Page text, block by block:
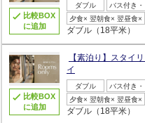
比較BOX
に追加
ダブル バス付き
夕食× 翌朝食× 翌昼食×
ダブル（18平米）
比較BOX
に追加
【素泊り】スタイ
イ
ダブル バス付き
夕食× 翌朝食× 翌昼食×
ダブル（18平米）